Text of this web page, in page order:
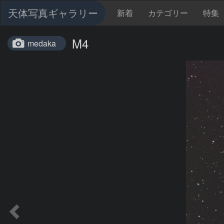
天体写真ギャラリー 新着 カテゴリー 特集
medaka M4